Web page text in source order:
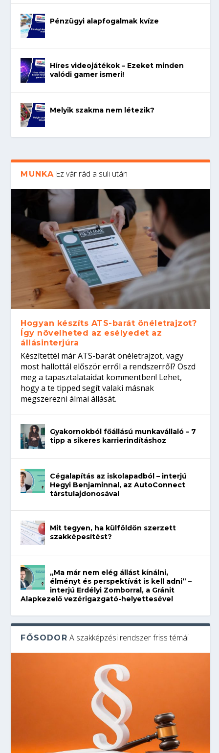
Pénzügyi alapfogalmak kvíze
Híres videojátékok – Ezeket minden
valódi gamer ismeri!
Melyik szakma nem létezik?
MUNKA Ez vár rád a suli után
Hogyan készíts ATS-barát önéletrajzot?
Így növelheted az esélyedet az
állásinterjúra
Készítettél már ATS-barát önéletrajzot, vagy
most hallottál először erről a rendszerről? Oszd
meg a tapasztalataidat kommentben! Lehet,
hogy a te tipped segít valaki másnak
megszerezni álmai állását.
Gyakornokból főállású munkavállaló – 7
tipp a sikeres karrierindításhoz
Cégalapítás az iskolapadból – interjú
Hegyi Benjaminnal, az AutoConnect
társtulajdonosával
Mit tegyen, ha külföldön szerzett
szakképesítést?
„Ma már nem elég állást kínálni,
élményt és perspektívát is kell adni” –
interjú Erdélyi Zomborral, a Gránit
Alapkezelő vezérigazgató-helyettesével
FŐSODOR A szakképzési rendszer friss témái